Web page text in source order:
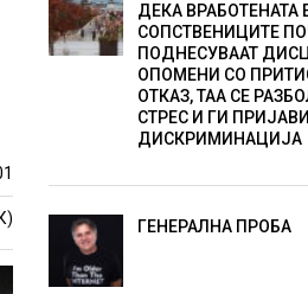
ДЕКА ВРАБОТЕНАТА
СОПСТВЕНИЦИТЕ
ПОДНЕСУВААТ
ОПОМЕНИ СО
ОТКАЗ, ТАА СЕ
СТРЕС И ГИ
ДИСКРИМИНАЦИЈА
ГЕНЕРАЛНА ПРОБА